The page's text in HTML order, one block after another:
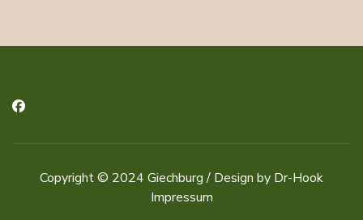
Copyright © 2024 Giechburg/ Design by Dr-Hook
Impressum